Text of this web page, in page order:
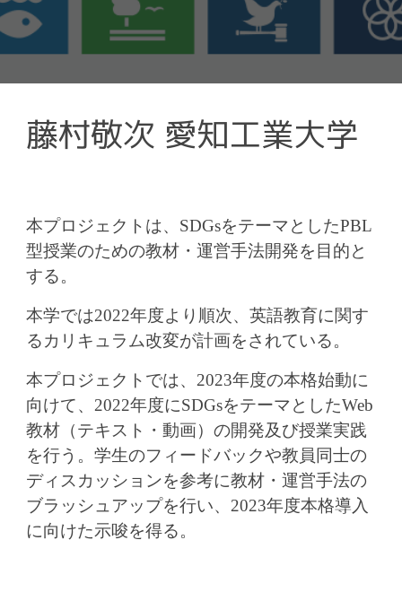
藤村敬次 愛知工業大学
本プロジェクトは、SDGsをテーマとしたPBL
型授業のための教材・運営手法開発を目的と
する。
本学では2022年度より順次、英語教育に関す
るカリキュラム改変が計画をされている。
本プロジェクトでは、2023年度の本格始動に
向けて、2022年度にSDGsをテーマとしたWeb
教材（テキスト・動画）の開発及び授業実践
を行う。学生のフィードバックや教員同士の
ディスカッションを参考に教材・運営手法の
ブラッシュアップを行い、2023年度本格導入
に向けた示唆を得る。